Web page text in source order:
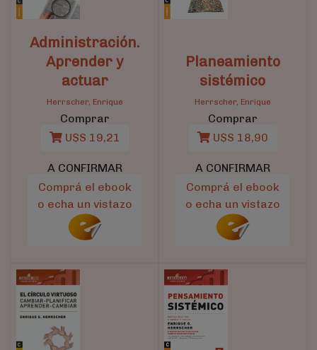
Administración.
Aprender y
actuar
Herrscher, Enrique
Comprar
U$S 19,21
A CONFIRMAR
Comprá el ebook
o echa un vistazo
Planeamiento
sistémico
Herrscher, Enrique
Comprar
U$S 18,90
A CONFIRMAR
Comprá el ebook
o echa un vistazo